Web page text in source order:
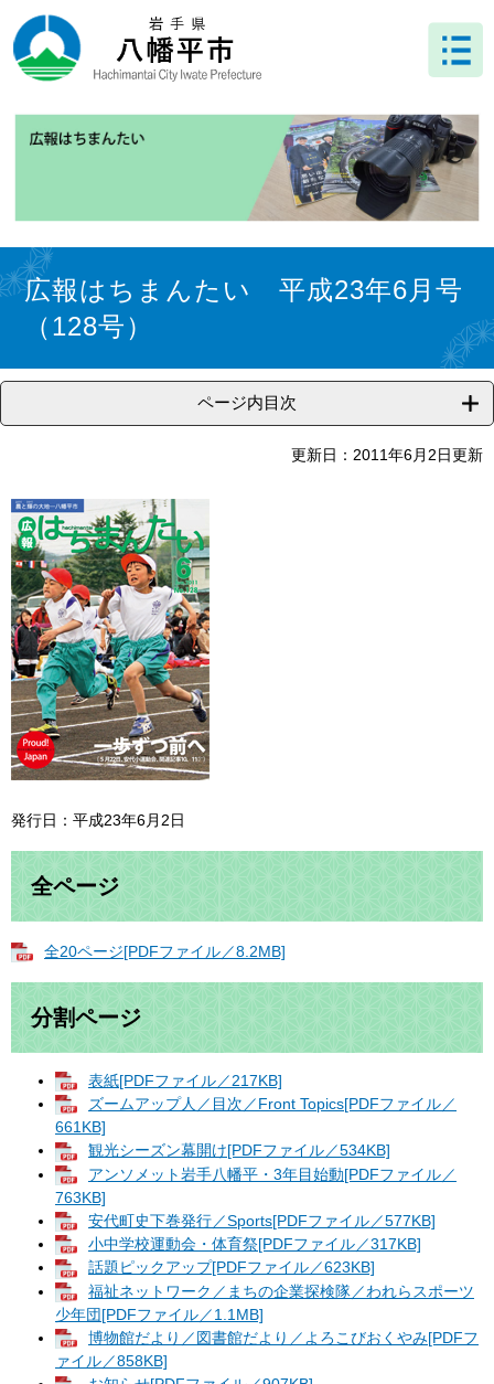
ー
ジ
ニ
ュ
文 広報はちまんたい 平成23年6月号
（128号）
ページ内目次
更新日：2011年6月2日更新
発行日：平成23年6月2日
全ページ
全20ページ[PDFファイル／8.2MB]
分割ページ
表紙[PDFファイル／217KB]
ズームアップ人／目次／Front Topics[PDFファイル／
661KB]
観光シーズン幕開け[PDFファイル／534KB]
アンソメット岩手八幡平・3年目始動[PDFファイル／
763KB]
安代町史下巻発行／Sports[PDFファイル／577KB]
小中学校運動会・体育祭[PDFファイル／317KB]
話題ピックアップ[PDFファイル／623KB]
福祉ネットワーク／まちの企業探検隊／われらスポーツ
少年団[PDFファイル／1.1MB]
博物館だより／図書館だより／よろこびおくやみ[PDFフ
ァイル／858KB]